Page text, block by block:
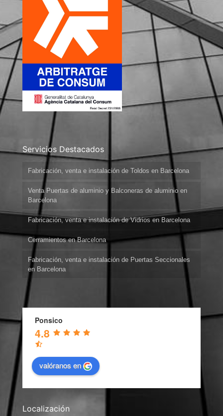
Servicios Destacados
Fabricación, venta e instalación de Toldos en Barcelona
Venta Puertas de aluminio y Balconeras de aluminio en
Barcelona
Fabricación, venta e instalación de Vidrios en Barcelona
Cerramientos en Barcelona
Fabricación, venta e instalación de Puertas Seccionales
en Barcelona
Ponsico
4.8
valóranos en
Localización